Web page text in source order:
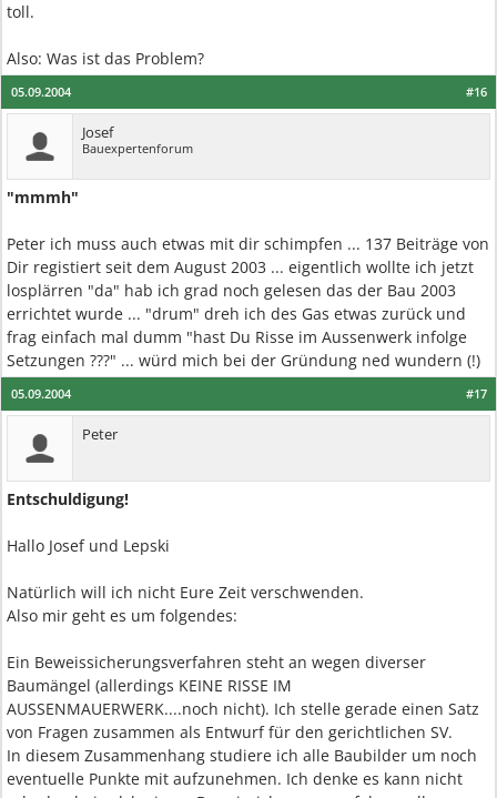
toll.
Also: Was ist das Problem?
#16
05.09.2004
Josef
Bauexpertenforum
"mmmh"
Peter ich muss auch etwas mit dir schimpfen ... 137 Beiträge von
Dir registiert seit dem August 2003 ... eigentlich wollte ich jetzt
losplärren "da" hab ich grad noch gelesen das der Bau 2003
errichtet wurde ... "drum" dreh ich des Gas etwas zurück und
frag einfach mal dumm "hast Du Risse im Aussenwerk infolge
Setzungen ???" ... würd mich bei der Gründung ned wundern (!)
#17
05.09.2004
Peter
Entschuldigung!
Hallo Josef und Lepski
Natürlich will ich nicht Eure Zeit verschwenden.
Also mir geht es um folgendes:
Ein Beweissicherungsverfahren steht an wegen diverser
Baumängel (allerdings KEINE RISSE IM
AUSSENMAUERWERK....noch nicht). Ich stelle gerade einen Satz
von Fragen zusammen als Entwurf für den gerichtlichen SV.
In diesem Zusammenhang studiere ich alle Baubilder um noch
eventuelle Punkte mit aufzunehmen. Ich denke es kann nicht